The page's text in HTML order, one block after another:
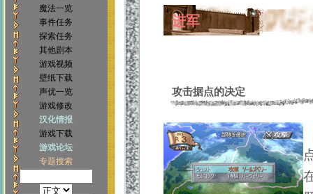
进军
攻击据点的决定
魔法一览
事件任务
探索任务
其他剧本
游戏视频
壁纸下载
声优一览
游戏修改
汉化情报
游戏下载
游戏论坛
专题搜索